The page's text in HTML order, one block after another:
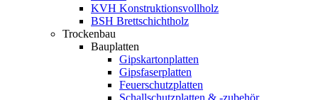
KVH Konstruktionsvollholz
BSH Brettschichtholz
Trockenbau
Bauplatten
Gipskartonplatten
Gipsfaserplatten
Feuerschutzplatten